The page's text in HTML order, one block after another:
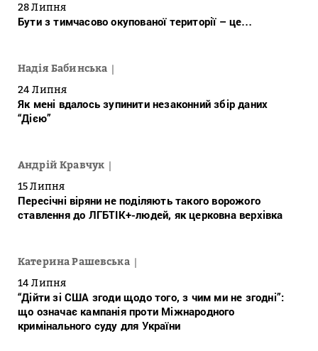
28 Липня
Бути з тимчасово окупованої території – це…
Надія Бабинська
24 Липня
Як мені вдалось зупинити незаконний збір даних
“Дією”
Андрій Кравчук
15 Липня
Пересічні віряни не поділяють такого ворожого
ставлення до ЛГБТІК+-людей, як церковна верхівка
Катерина Рашевська
14 Липня
“Дійти зі США згоди щодо того, з чим ми не згодні”:
що означає кампанія проти Міжнародного
кримінального суду для України